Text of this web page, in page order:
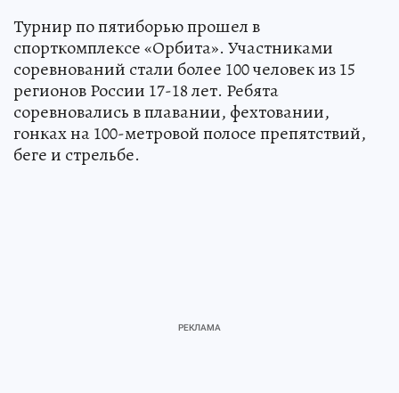
Турнир по пятиборью прошел в
спорткомплексе «Орбита». Участниками
соревнований стали более 100 человек из 15
регионов России 17-18 лет. Ребята
соревновались в плавании, фехтовании,
гонках на 100-метровой полосе препятствий,
беге и стрельбе.